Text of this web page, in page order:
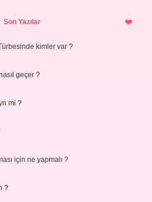
Son Yazılar
kimler var ?
geçer ?
mi ?
için ne yapmalı ?
?